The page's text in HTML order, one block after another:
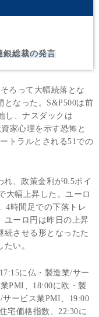
銀総裁の発言
ろって大幅続落とな
となった。S&P500は前
し、ナスダックは
家心理を示す恐怖と
トラルとされる51での
れ、政策金利が0.5ポイ
大幅上昇した。ユーロ
4時間足での下落トレ
ユーロ円は昨日の上昇
続させる形となったた
い。
に仏・製造業/サー
PMI、18:00に欧・製
ービス業PMI、19:00
宅価格指数、22:30に